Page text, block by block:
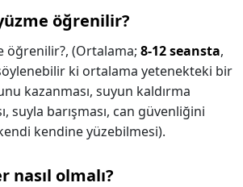
öğrenilir?
öğrenilir?, (Ortalama; 8-12 seansta,
ki ortalama yetenekteki bir
kazanması, suyun kaldırma
suyla barışması, can güvenliğini
kendine yüzebilmesi).
nasıl olmalı?